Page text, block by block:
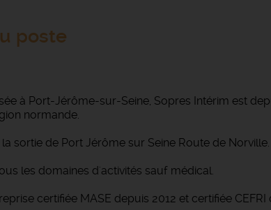
poste
à Port-Jérôme-sur-Seine, Sopres Intérim est
normande.
sortie de Port Jérôme sur Seine Route de Norville.
les domaines d'activités sauf médical.
certifiée MASE depuis 2012 et certifiée CEFRI